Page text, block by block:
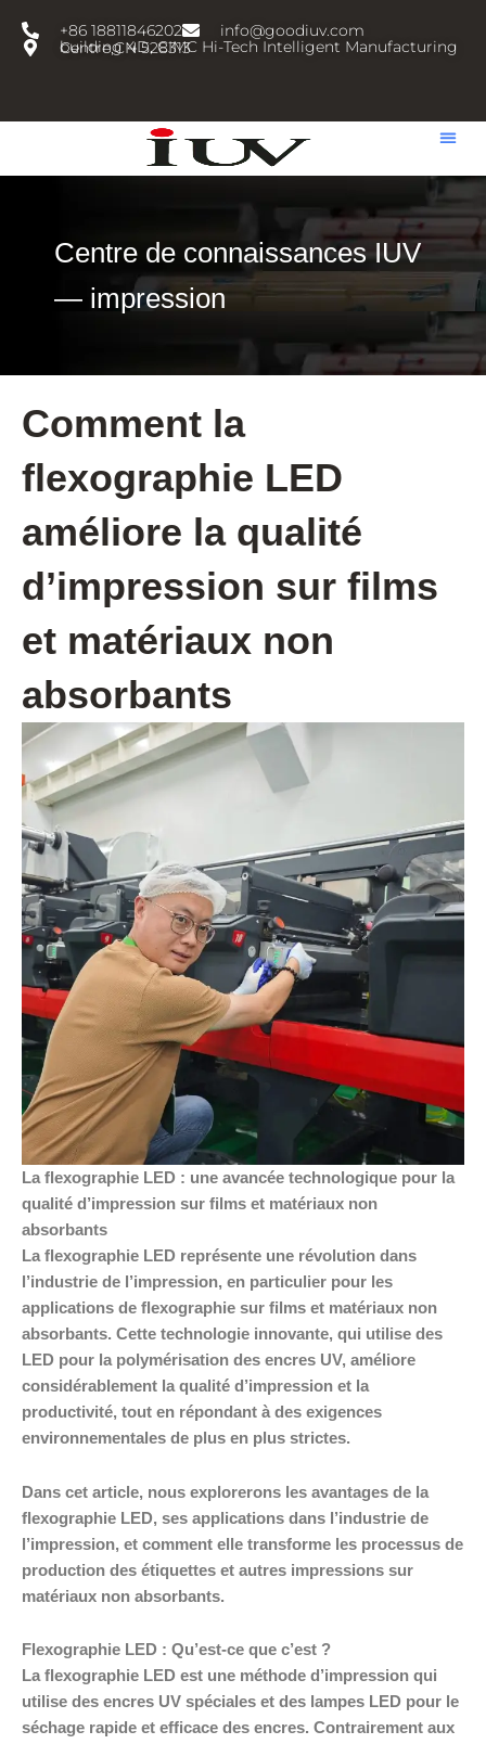
+86 18811846202
info@goodiuv.com
building 4D, CIMC Hi-Tech Intelligent Manufacturing Centre,CN 528313
Centre de connaissances IUV
— impression
Comment la
flexographie LED
améliore la qualité
d’impression sur films
et matériaux non
absorbants
La flexographie LED : une avancée technologique pour la
qualité d’impression sur films et matériaux non
absorbants
La flexographie LED représente une révolution dans
l’industrie de l’impression, en particulier pour les
applications de flexographie sur films et matériaux non
absorbants. Cette technologie innovante, qui utilise des
LED pour la polymérisation des encres UV, améliore
considérablement la qualité d’impression et la
productivité, tout en répondant à des exigences
environnementales de plus en plus strictes.
Dans cet article, nous explorerons les avantages de la
flexographie LED, ses applications dans l’industrie de
l’impression, et comment elle transforme les processus de
production des étiquettes et autres impressions sur
matériaux non absorbants.
Flexographie LED : Qu’est-ce que c’est ?
La flexographie LED est une méthode d’impression qui
utilise des encres UV spéciales et des lampes LED pour le
séchage rapide et efficace des encres. Contrairement aux